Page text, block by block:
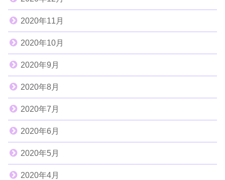
2020年11月
2020年10月
2020年9月
2020年8月
2020年7月
2020年6月
2020年5月
2020年4月